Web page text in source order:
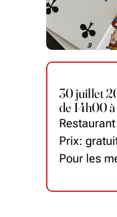
30 juillet
de 14h00 à
Prix:
Pour les